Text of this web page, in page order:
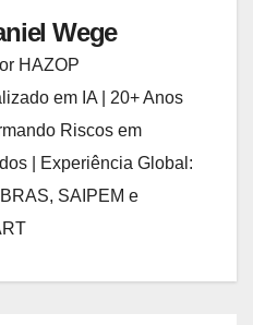
Wege
HAZOP
em IA | 20+ Anos
Riscos em
| Experiência Global:
SAIPEM e